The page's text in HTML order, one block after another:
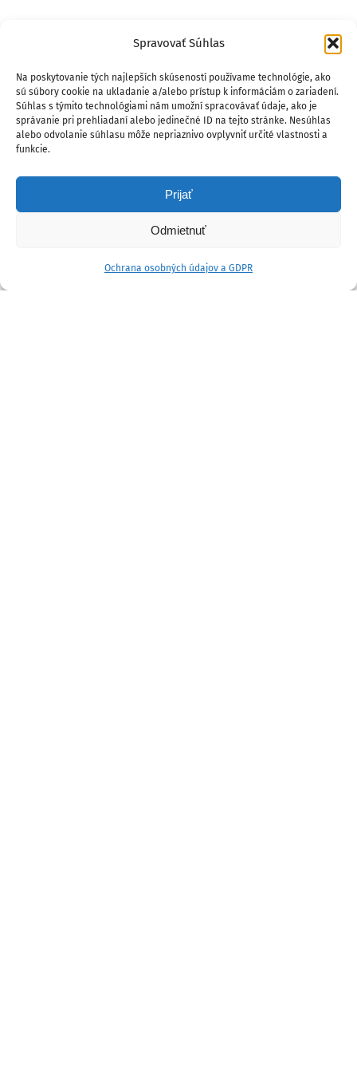
Spravovať Súhlas
Na poskytovanie tých najlepších skúseností používame technológie, ako
sú súbory cookie na ukladanie a/alebo prístup k informáciám o zariadení.
Súhlas s týmito technológiami nám umožní spracovávať údaje, ako je
správanie pri prehliadaní alebo jedinečné ID na tejto stránke. Nesúhlas
alebo odvolanie súhlasu môže nepriaznivo ovplyvniť určité vlastnosti a
funkcie.
Prijať
Odmietnuť
Ochrana osobných údajov a GDPR